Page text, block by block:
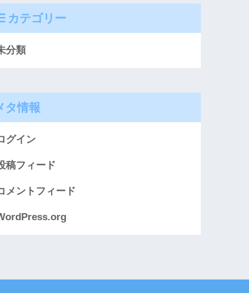
カテゴリー
分類
タ情報
グイン
稿フィード
メントフィード